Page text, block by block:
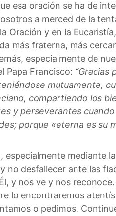
esa oración se ha de
a merced de la
Oración y en la
más fraterna, más
especialmente de
Papa Francisco: “Gracias
mutuamente,
compartiendo los
y perseverantes
porque «eterna es su
especialmente mediante
desfallecer ante las
y nos ve y nos
lo encontraremos
o pedimos.